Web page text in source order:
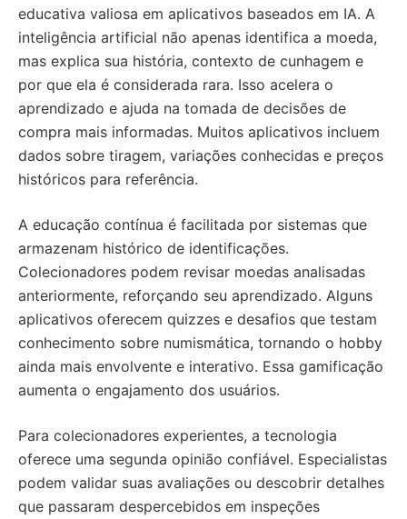
educativa valiosa em aplicativos baseados em IA. A
inteligência artificial não apenas identifica a moeda,
mas explica sua história, contexto de cunhagem e
por que ela é considerada rara. Isso acelera o
aprendizado e ajuda na tomada de decisões de
compra mais informadas. Muitos aplicativos incluem
dados sobre tiragem, variações conhecidas e preços
históricos para referência.
A educação contínua é facilitada por sistemas que
armazenam histórico de identificações.
Colecionadores podem revisar moedas analisadas
anteriormente, reforçando seu aprendizado. Alguns
aplicativos oferecem quizzes e desafios que testam
conhecimento sobre numismática, tornando o hobby
ainda mais envolvente e interativo. Essa gamificação
aumenta o engajamento dos usuários.
Para colecionadores experientes, a tecnologia
oferece uma segunda opinião confiável. Especialistas
podem validar suas avaliações ou descobrir detalhes
que passaram despercebidos em inspeções